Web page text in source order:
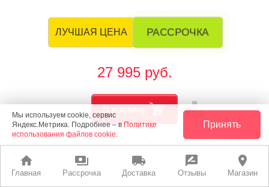
home
Главная
payments
Рассрочка
local_shipping
Доставка
rate_review
Отзывы
place
Магазин
ЛУЧШАЯ ЦЕНА РАССРОЧКА
27 995 руб.
leaderboard
Мы используем cookie, сервис
Яндекс.Метрика. Подробнее – в Политике
использования файлов cookie.
Принять